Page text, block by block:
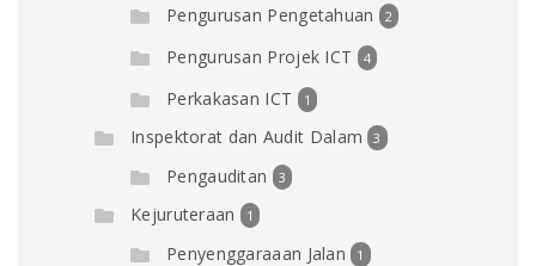
Pengurusan Pengetahuan 2
Pengurusan Projek ICT 4
Perkakasan ICT 1
Inspektorat dan Audit Dalam 3
Pengauditan 3
Kejuruteraan 1
Penyenggaraaan Jalan 1